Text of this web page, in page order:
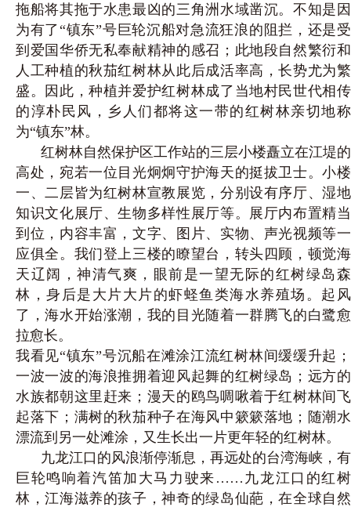
拖船将其拖于水患最凶的三角洲水域凿沉。不知是因
为有了“镇东”号巨轮沉船对急流狂浪的阻拦，还是受
到爱国华侨无私奉献精神的感召；此地段自然繁衍和
人工种植的秋茄红树林从此后成活率高，长势尤为繁
盛。因此，种植并爱护红树林成了当地村民世代相传
的淳朴民风，乡人们都将这一带的红树林亲切地称
为“镇东”林。
红树林自然保护区工作站的三层小楼矗立在江堤的
高处，宛若一位目光炯炯守护海天的挺拔卫士。小楼
一、二层皆为红树林宣教展览，分别设有序厅、湿地
知识文化展厅、生物多样性展厅等。展厅内布置精当
到位，内容丰富，文字、图片、实物、声光视频等一
应俱全。我们登上三楼的瞭望台，转头四顾，顿觉海
天辽阔，神清气爽，眼前是一望无际的红树绿岛森
林，身后是大片大片的虾蛏鱼 类海水养殖场。起风
了，海水开始涨潮，我的目光随着一群腾飞的白鹭愈
拉愈长。
我看见“镇东”号沉船在滩涂江流红树林间缓缓升起；
一波一波的海浪推拥着迎风起舞的红树绿岛；远方的
水族都朝这里赶来；漫天的鸥鸟啁啾着于红树林间飞
起落下；满树的秋茄种子在海风中簌簌落地；随潮水
漂流到另一处滩涂，又生长出一片更年轻的红树林。
九龙江口的风浪渐停渐息，再远处的台湾海峡，有
巨轮鸣响着汽笛加大马力驶来……九龙江口的红树
林，江海滋养的孩子，神奇的绿岛仙葩，在全球自然